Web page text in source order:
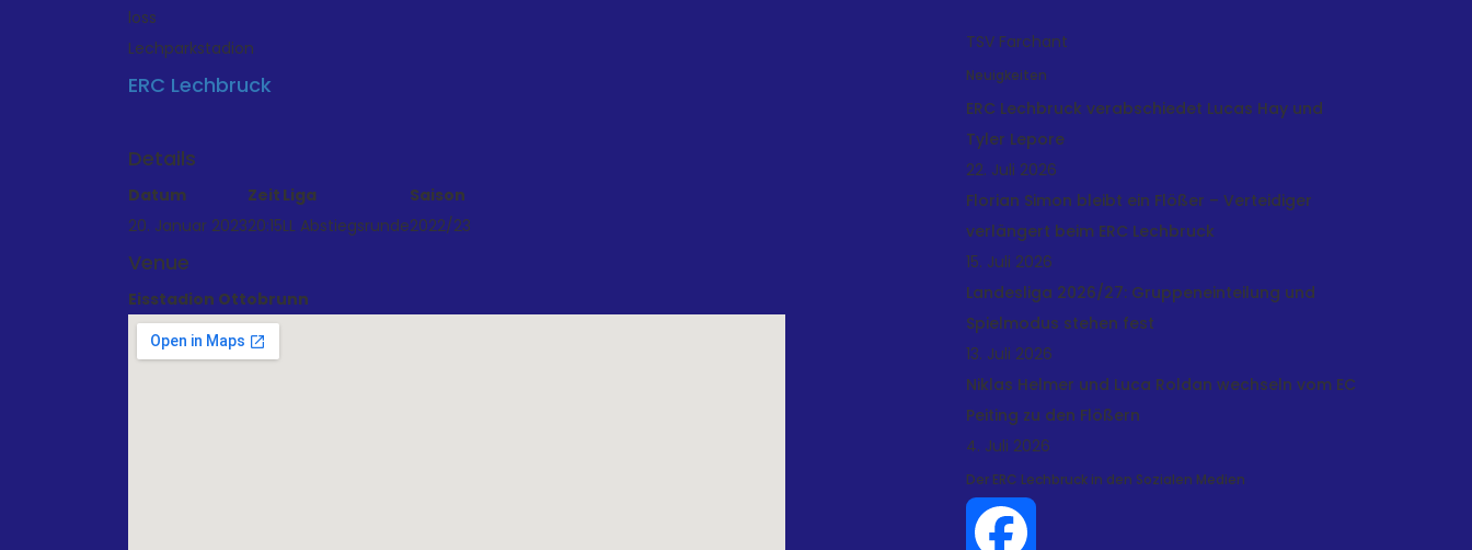
loss
Lechparkstadion
ERC Lechbruck
Details
Datum Zeit Liga
Saison
20. Januar 202320:15LL Abstiegsrunde2022/23
Venue
Eisstadion Ottobrunn
TSV Farchant
Neuigkeiten
ERC Lechbruck verabschiedet Lucas Hay und
Tyler Lepore
22. Juli 2026
Florian Simon bleibt ein Flößer – Verteidiger
verlängert beim ERC Lechbruck
15. Juli 2026
Landesliga 2026/27: Gruppeneinteilung und
Spielmodus stehen fest
13. Juli 2026
Niklas Helmer und Luca Roldan wechseln vom EC
Peiting zu den Flößern
4. Juli 2026
Der ERC Lechbruck in den Sozialen Medien